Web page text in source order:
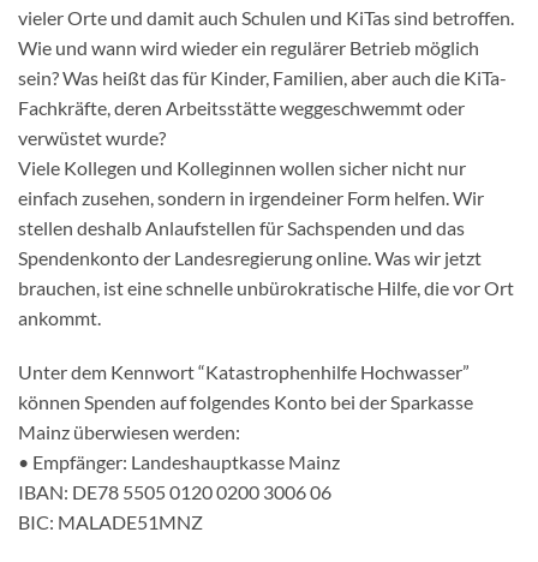
vieler Orte und damit auch Schulen und KiTas sind betroffen.
Wie und wann wird wieder ein regulärer Betrieb möglich
sein? Was heißt das für Kinder, Familien, aber auch die KiTa-
Fachkräfte, deren Arbeitsstätte weggeschwemmt oder
verwüstet wurde?
Viele Kollegen und Kolleginnen wollen sicher nicht nur
einfach zusehen, sondern in irgendeiner Form helfen. Wir
stellen deshalb Anlaufstellen für Sachspenden und das
Spendenkonto der Landesregierung online. Was wir jetzt
brauchen, ist eine schnelle unbürokratische Hilfe, die vor Ort
ankommt.
Unter dem Kennwort “Katastrophenhilfe Hochwasser”
können Spenden auf folgendes Konto bei der Sparkasse
Mainz überwiesen werden:
• Empfänger: Landeshauptkasse Mainz
IBAN: DE78 5505 0120 0200 3006 06
BIC: MALADE51MNZ